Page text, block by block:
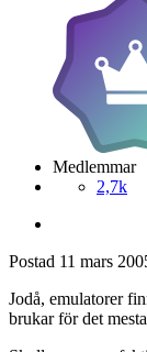
Medlemmar
2,7k
Postad 11 mars
Jodå, emulatorer
brukar för det